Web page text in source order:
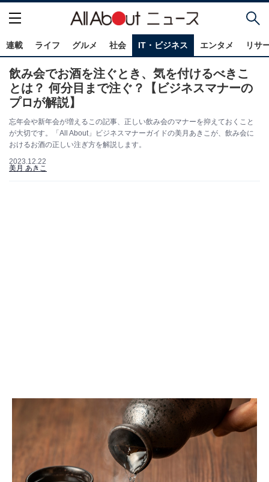
連載 ライフ グルメ 社会 IT・ビジネス エンタメ リサ
飲み会でお酒を注ぐとき、気を付けるべきこ
とは？ 何分目まで注ぐ？【ビジネスマナーの
プロが解説】
忘年会や新年会が増えるこの記事、正しい飲み会のマナーを抑えておくこと
が大切です。「All About」ビジネスマナーガイドの美月あきこが、飲み会に
おけるお酒の正しい注ぎ方を解説します。
2023.12.22
美月 あきこ